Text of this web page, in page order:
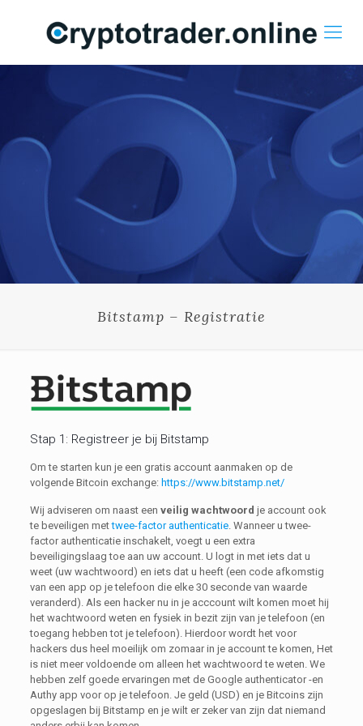
Bitstamp – Registratie
Stap 1: Registreer je bij Bitstamp
Om te starten kun je een gratis account aanmaken op de
volgende Bitcoin exchange: https://www.bitstamp.net/
Wij adviseren om naast een veilig wachtwoord je account ook
te beveiligen mettwee-factor authenticatie. Wanneer u twee-
factor authenticatie inschakelt, voegt u een extra
beveiligingslaag toe aan uw account. U logt in met iets dat u
weet (uw wachtwoord) en iets dat u heeft (een code afkomstig
van een app op je telefoon die elke 30 seconde van waarde
veranderd). Als een hacker nu in je acccount wilt komen moet hij
het wachtwoord weten en fysiek in bezit zijn van je telefoon (en
toegang hebben tot je telefoon). Hierdoor wordt het voor
hackers dus heel moeilijk om zomaar in je account te komen, Het
is niet meer voldoende om alleen het wachtwoord te weten. We
hebben zelf goede ervaringen met de Google authenticator -en
Authy app voor op je telefoon. Je geld (USD) en je Bitcoins zijn
opgeslagen bij Bitstamp en je wilt er zeker van zijn dat niemand